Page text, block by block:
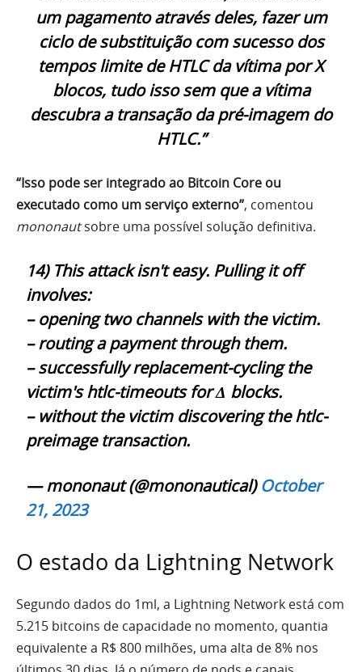
um pagamento através deles, fazer um
ciclo de substituição com sucesso dos
tempos limite de HTLC da vítima por X
blocos, tudo isso sem que a vítima
descubra a transação da pré-imagem do
HTLC.”
“Isso pode ser integrado ao Bitcoin Core ou
executado como um serviço externo”, comentou
mononautsobre uma possível solução definitiva.
14) This attack isn't easy. Pulling it off
involves:
– opening two channels with the victim.
– routing a payment through them.
– successfully replacement-cycling the
victim's htlc-timeouts for Δ blocks.
– without the victim discovering the htlc-
preimage transaction.
— mononaut (@mononautical)October
21, 2023
O estado da Lightning Network
Segundo dados do 1ml, a Lightning Network está com
5.215 bitcoins de capacidade no momento, quantia
equivalente a R$ 800 milhões, uma alta de 8% nos